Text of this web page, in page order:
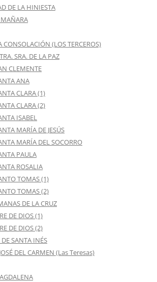
DE LA HINIESTA
CONSOLACIÓN (LOS TERCEROS)
SRA. DE LA PAZ
CLEMENTE
ANA
CLARA (1)
CLARA (2)
ISABEL
MARÍA DE JESÚS
MARÍA DEL SOCORRO
PAULA
ROSALIA
TOMAS (1)
TOMAS (2)
DE LA CRUZ
DE DIOS (1)
DE DIOS (2)
SANTA INÉS
DEL CARMEN (Las Teresas)